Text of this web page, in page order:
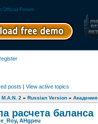
Official Forum
posts | View active topics
M.A.N. 2 » Russian Version » Академия
расчета баланса
, AHgpeu